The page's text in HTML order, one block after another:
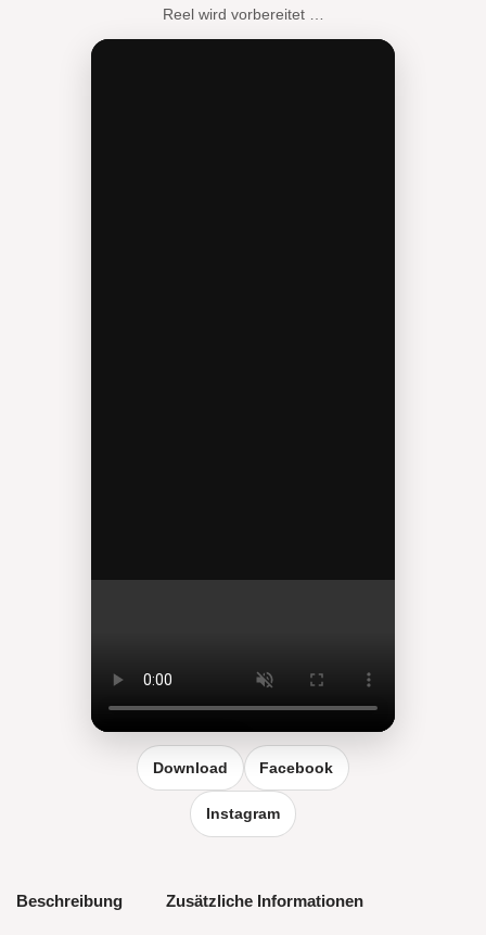
Reel wird vorbereitet …
Reel vergrößern
Download Facebook
Instagram
Beschreibung Zusätzliche Informationen